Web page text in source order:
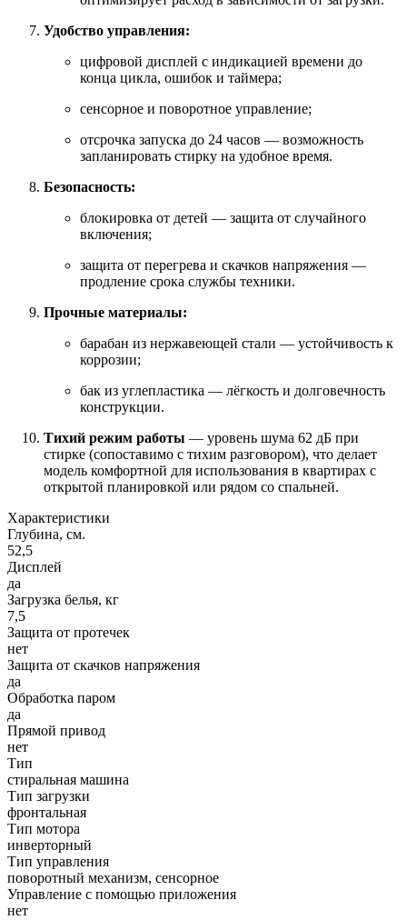
Удобство управления:
цифровой дисплей с индикацией времени до
конца цикла, ошибок и таймера;
сенсорное и поворотное управление;
отсрочка запуска до 24 часов — возможность
запланировать стирку на удобное время.
Безопасность:
блокировка от детей — защита от случайного
включения;
защита от перегрева и скачков напряжения —
продление срока службы техники.
Прочные материалы:
барабан из нержавеющей стали — устойчивость к
коррозии;
бак из углепластика — лёгкость и долговечность
конструкции.
Тихий режим работы — уровень шума 62 дБ при
стирке (сопоставимо с тихим разговором), что делает
модель комфортной для использования в квартирах с
открытой планировкой или рядом со спальней.
Характеристики
Глубина, см.
52,5
Дисплей
да
Загрузка белья, кг
7,5
Защита от протечек
нет
Защита от скачков напряжения
да
Обработка паром
да
Прямой привод
нет
Тип
стиральная машина
Тип загрузки
фронтальная
Тип мотора
инверторный
Тип управления
поворотный механизм, сенсорное
Управление с помощью приложения
нет